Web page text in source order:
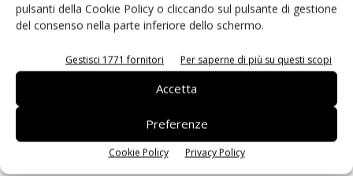
pulsanti della Cookie Policy o cliccando sul pulsante di gestione
del consenso nella parte inferiore dello schermo.
Gestisci 1771 fornitori Per saperne di più su questi scopi
Accetta
Preferenze
Cookie Policy Privacy Policy
Andamento prezzi ortofrutta in Italia al 27 luglio
Apofruit, estate da record per il bio: Canova e